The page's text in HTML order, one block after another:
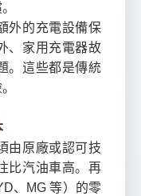
外的充電設備保
、家用充電器故
。這些都是傳統
由原廠或認可技
比汽油車高。再
、MG 等）的零